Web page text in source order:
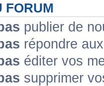
FORUM
publier de
répondre
éditer vos
supprimer